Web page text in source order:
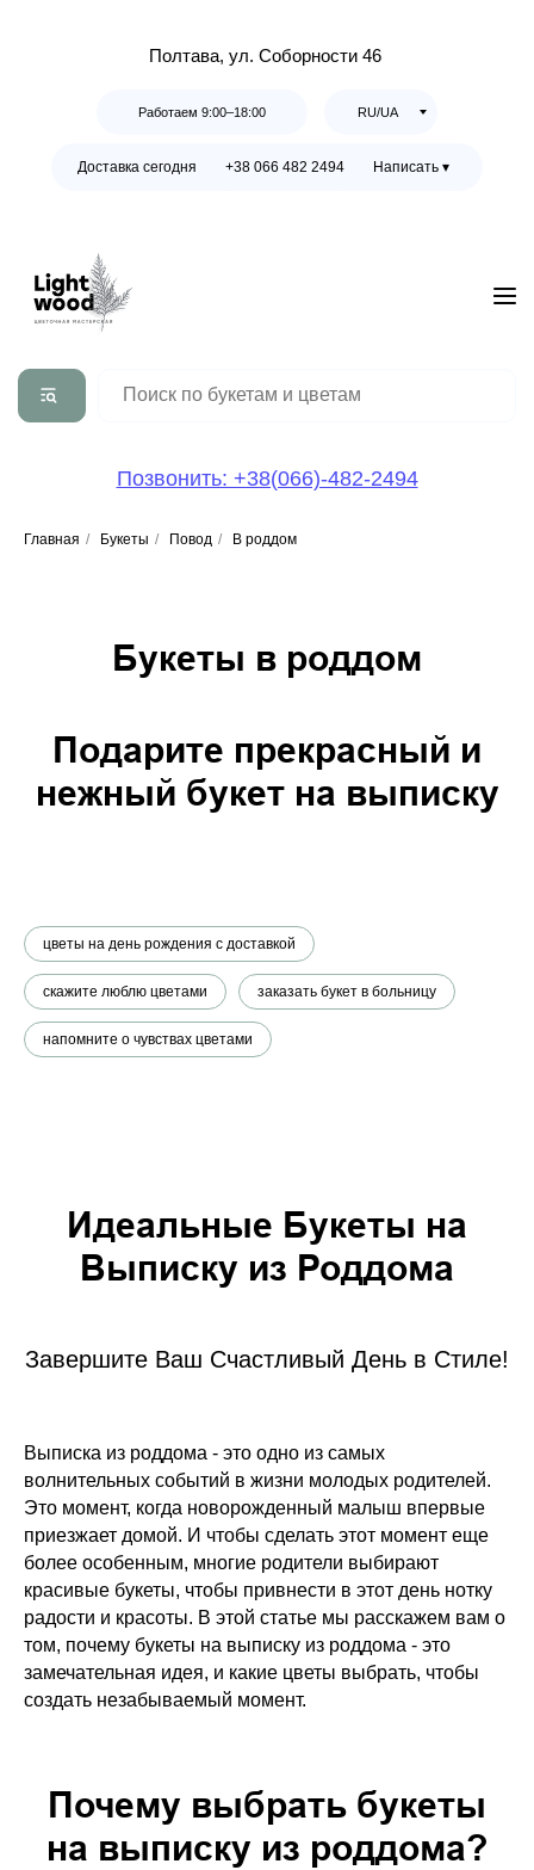
Полтава, ул. Соборности 46
RU/UA
Работаем 9:00–18:00
Доставка сегодня +38 066 482 2494 Написать ▾
Позвонить: +38(066)-482-2494
Главная / Букеты / Повод / В роддом
Букеты в роддом
Подарите прекрасный и
нежный букет на выписку
цветы на день рождения с доставкой
скажите люблю цветами заказать букет в больницу
напомните о чувствах цветами
Идеальные Букеты на
Выписку из Роддома
Завершите Ваш Счастливый День в Стиле!
Выписка из роддома - это одно из самых
волнительных событий в жизни молодых родителей.
Это момент, когда новорожденный малыш впервые
приезжает домой. И чтобы сделать этот момент еще
более особенным, многие родители выбирают
красивые букеты, чтобы привнести в этот день нотку
радости и красоты. В этой статье мы расскажем вам о
том, почему букеты на выписку из роддома - это
замечательная идея, и какие цветы выбрать, чтобы
создать незабываемый момент.
Почему выбрать букеты
на выписку из роддома?